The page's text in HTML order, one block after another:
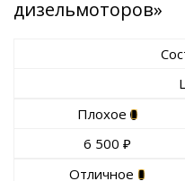
дизельмоторов»
Плохое
6 500 ₽
Отличное